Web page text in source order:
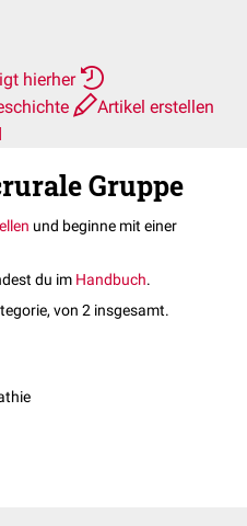
hierher
Artikel erstellen
Gruppe
und beginne mit einer
du im Handbuch.
von 2 insgesamt.